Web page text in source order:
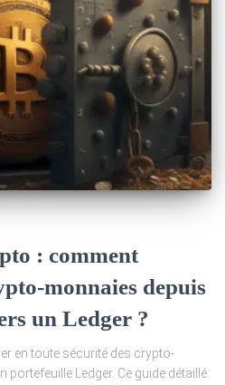
: comment
monnaies depuis
un Ledger ?
en toute sécurité des crypto-
Ledger. Ce guide détaillé